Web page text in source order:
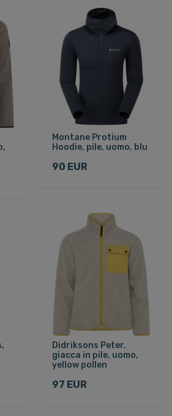
Montane Protium
Hoodie, pile, uomo, blu
90 EUR
Didriksons Peter,
giacca in pile, uomo,
yellow pollen
97 EUR